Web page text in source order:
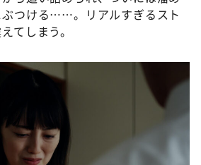
ぶつける……。リアルすぎるスト
てしまう。